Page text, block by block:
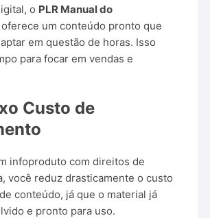
o PLR Manual do
oferece um conteúdo pronto que
em questão de horas. Isso
para focar em vendas e
Custo de
infoproduto com direitos de
você reduz drasticamente o custo
conteúdo, já que o material já
e pronto para uso.